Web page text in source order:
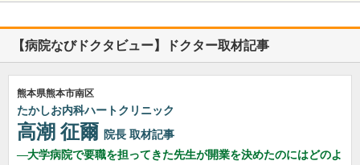
【病院なびドクタビュー】ドクター取材記事
熊本県熊本市南区
たかしお内科ハートクリニック
高潮 征爾 院長 取材記事
大学病院で要職を担ってきた先生が開業を決めたのにはどのよ